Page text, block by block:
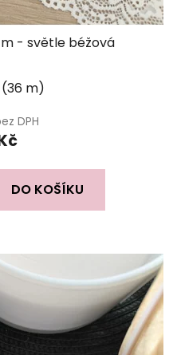
- světle béžová
(36 m)
DPH
DO KOŠÍKU